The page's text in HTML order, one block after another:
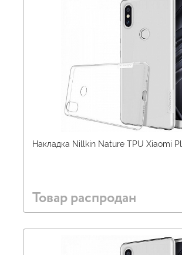
Накладка Nillkin Nature TPU Xiaomi
Товар распродан